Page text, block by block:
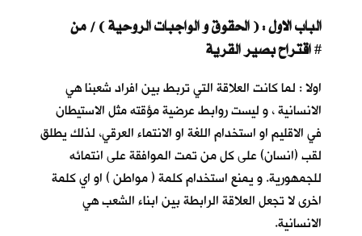
الباب الاول : ( الحقوق و الواجبات الروحية ) / من
#
اولا : لما كانت العلاقة التي تربط بين افراد شعبنا هي
الانسانية ، و ليست روابط عرضية مؤقته مثل الاستيطان
في الاقليم او استخدام اللغة او الانتماء العرقي، لذلك يطلق
لقب (انسان) على كل من تمت الموافقة على انتمائه
للجمهورية. و يمنع استخدام كلمة ( مواطن ) او اي كلمة
اخرى لا تجعل العلاقة الرابطة بين ابناء الشعب هي
الانسانية.